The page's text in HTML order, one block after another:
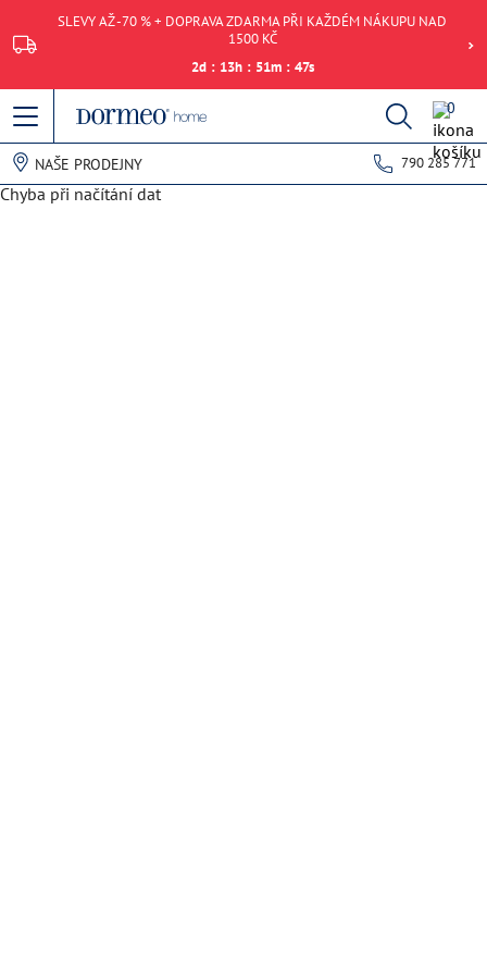
SLEVY AŽ -70 % + DOPRAVA ZDARMA PŘI KAŽDÉM NÁKUPU NAD
1500 KČ
2d : 13h : 51m : 47s
0
NAŠE PRODEJNY 790 285 771
Chyba při načítání dat